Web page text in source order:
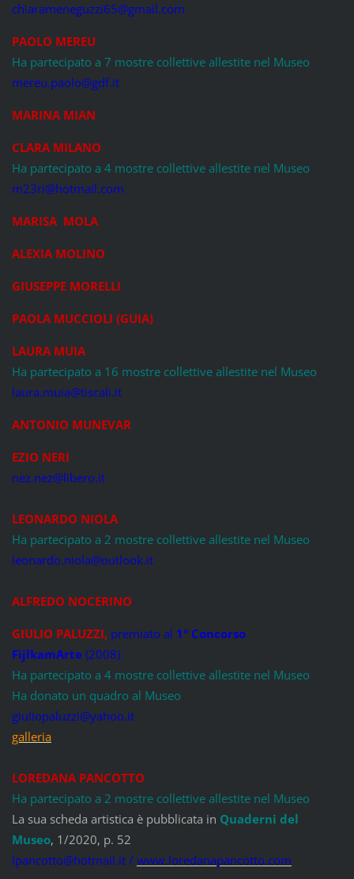
chiarameneguzzi65@gmail.com
PAOLO MEREU
Ha partecipato a 7 mostre collettive allestite nel Museo
mereu.paolo@gdf.it
MARINA MIAN
CLARA MILANO
Ha partecipato a 4 mostre collettive allestite nel Museo
m23ri@hotmail.com
MARISA MOLA
ALEXIA MOLINO
GIUSEPPE MORELLI
PAOLA MUCCIOLI (GUIA)
LAURA MUIA
Ha partecipato a 16 mostre collettive allestite nel Museo
laura.muia@tiscali.it
ANTONIO MUNEVAR
EZIO NERI
nez.nez@libero.it
LEONARDO NIOLA
Ha partecipato a 2 mostre collettive allestite nel Museo
leonardo.niola@outlook.it
ALFREDO NOCERINO
GIULIO PALUZZI,premiato al 1° Concorso
FijlkamArte(2008)
Ha partecipato a 4 mostre collettive allestite nel Museo
Ha donato un quadro al Museo
giuliopaluzzi@yahoo.it
galleria
LOREDANA PANCOTTO
Ha partecipato a 2 mostre collettive allestite nel Museo
La sua scheda artistica è pubblicata in Quaderni del
Museo, 1/2020, p. 52
lpancotto@hotmail.it / www.loredanapancotto.com